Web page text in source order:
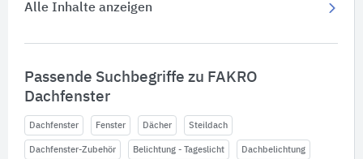
Alle Inhalte anzeigen
Passende Suchbegriffe zu FAKRO
Dachfenster
Dachfenster Fenster Dächer Steildach
Dachfenster-Zubehör Belichtung - Tageslicht Dachbelichtung